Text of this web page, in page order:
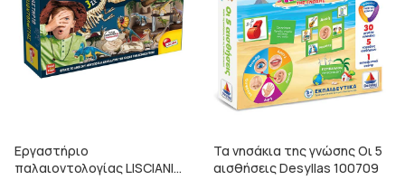
Εργαστήριο
παλαιοντολογίας LISCIANI
Τα νησάκια της γνώσης Οι 5
αισθήσεις Desyllas 100709